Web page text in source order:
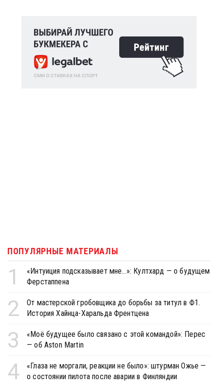
ПОПУЛЯРНЫЕ МАТЕРИАЛЫ
1
«Интуиция подсказывает мне...»: Култхард — о будущем
Ферстаппена
2
От мастерской гробовщика до борьбы за титул в Ф1.
История Хайнца-Харальда Френтцена
3
«Моё будущее было связано с этой командой»: Перес
— об Aston Martin
4
«Глаза не моргали, реакции не было»: штурман Ожье —
о состоянии пилота после аварии в Финляндии